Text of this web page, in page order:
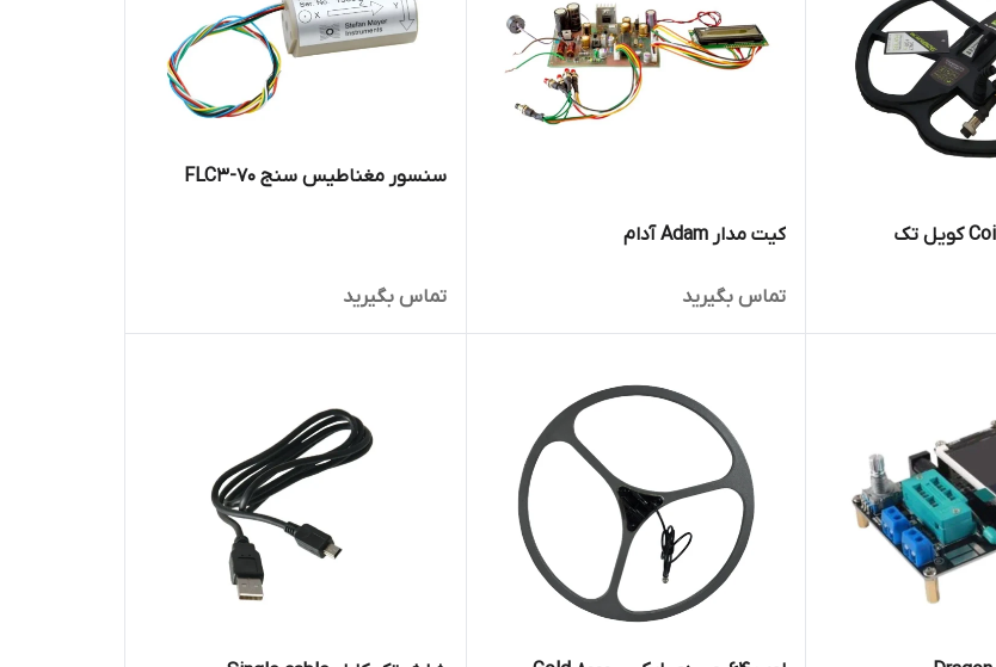
کیت مدار Adam آدام
تماس بگیرید
سنسور مغناطیس سنج FLC3-70
تماس بگیرید